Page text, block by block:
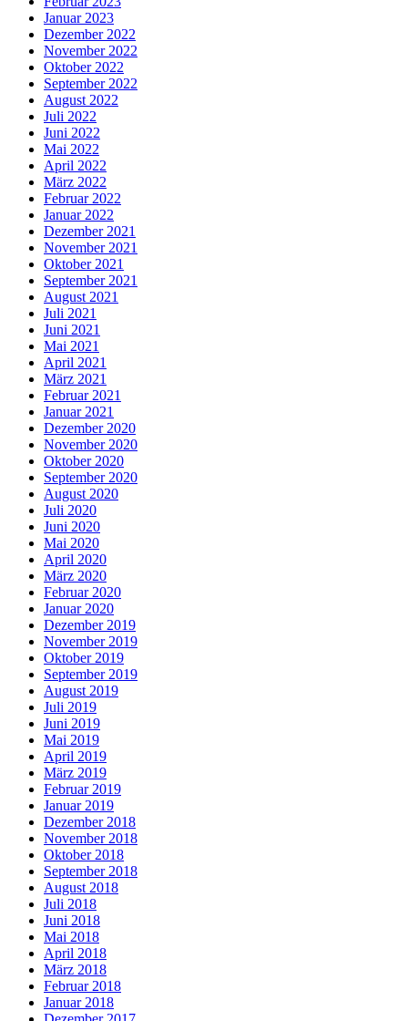
Januar 2023
Dezember 2022
November 2022
Oktober 2022
September 2022
August 2022
Juli 2022
Juni 2022
Mai 2022
April 2022
März 2022
Februar 2022
Januar 2022
Dezember 2021
November 2021
Oktober 2021
September 2021
August 2021
Juli 2021
Juni 2021
Mai 2021
April 2021
März 2021
Februar 2021
Januar 2021
Dezember 2020
November 2020
Oktober 2020
September 2020
August 2020
Juli 2020
Juni 2020
Mai 2020
April 2020
März 2020
Februar 2020
Januar 2020
Dezember 2019
November 2019
Oktober 2019
September 2019
August 2019
Juli 2019
Juni 2019
Mai 2019
April 2019
März 2019
Februar 2019
Januar 2019
Dezember 2018
November 2018
Oktober 2018
September 2018
August 2018
Juli 2018
Juni 2018
Mai 2018
April 2018
März 2018
Februar 2018
Januar 2018